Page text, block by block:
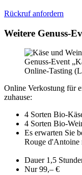
Rückruf anfordern
Weitere Genuss-
Genuss-Event
Online-Tasting
Online Verkostung für
zuhause:
4 Sorten Bio-
4 Sorten Bio-
Es erwarten Sie
Rouge
Dauer 1,5
Nur 99,– €